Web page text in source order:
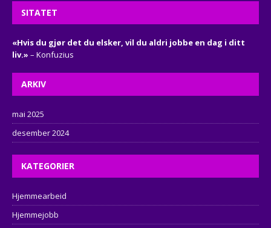
SITATET
«Hvis du gjør det du elsker, vil du aldri jobbe en dag i ditt
liv.» – Konfuzius
ARKIV
mai 2025
desember 2024
KATEGORIER
Hjemmearbeid
Hjemmejobb